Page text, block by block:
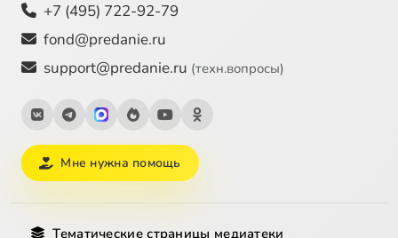
+7 (495) 722-92-79
fond@predanie.ru
support@predanie.ru (техн.вопросы)
Мне нужна помощь
Тематические страницы медиатеки